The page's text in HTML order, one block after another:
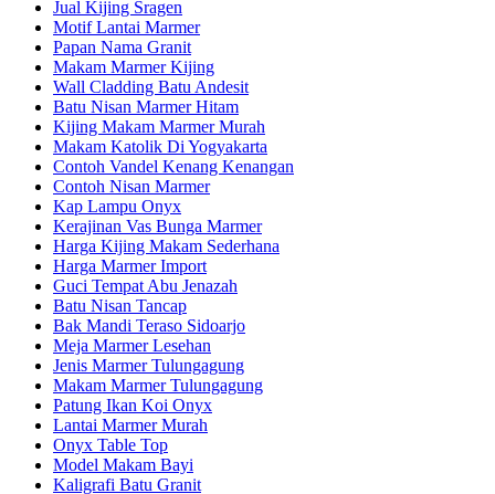
Jual Kijing Sragen
Motif Lantai Marmer
Papan Nama Granit
Makam Marmer Kijing
Wall Cladding Batu Andesit
Batu Nisan Marmer Hitam
Kijing Makam Marmer Murah
Makam Katolik Di Yogyakarta
Contoh Vandel Kenang Kenangan
Contoh Nisan Marmer
Kap Lampu Onyx
Kerajinan Vas Bunga Marmer
Harga Kijing Makam Sederhana
Harga Marmer Import
Guci Tempat Abu Jenazah
Batu Nisan Tancap
Bak Mandi Teraso Sidoarjo
Meja Marmer Lesehan
Jenis Marmer Tulungagung
Makam Marmer Tulungagung
Patung Ikan Koi Onyx
Lantai Marmer Murah
Onyx Table Top
Model Makam Bayi
Kaligrafi Batu Granit